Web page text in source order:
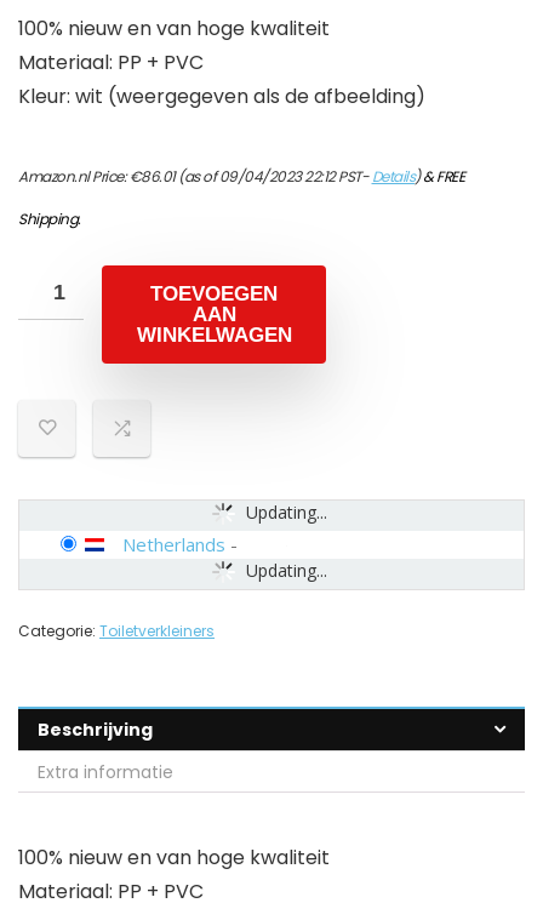
100% nieuw en van hoge kwaliteit
Materiaal: PP + PVC
Kleur: wit (weergegeven als de afbeelding)
Amazon.nl Price:€86.01(as of 09/04/2023 22:12 PST-Details)&FREE
Shipping.
TOEVOEGEN
AAN
WINKELWAGEN
Updating...
Updating...
Netherlands -
Categorie: Toiletverkleiners
Beschrijving
Extra informatie
100% nieuw en van hoge kwaliteit
Materiaal: PP + PVC